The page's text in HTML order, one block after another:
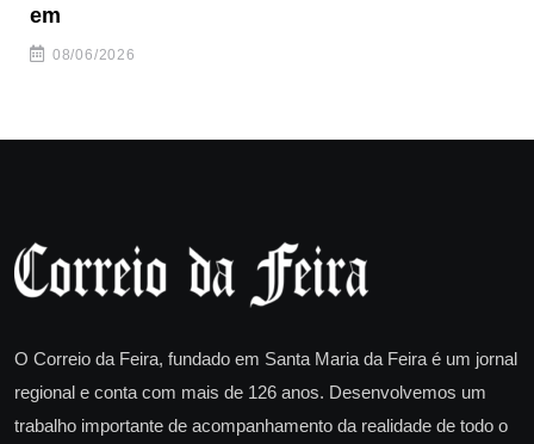
em
08/06/2026
O Correio da Feira, fundado em Santa Maria da Feira é um jornal
regional e conta com mais de 126 anos. Desenvolvemos um
trabalho importante de acompanhamento da realidade de todo o